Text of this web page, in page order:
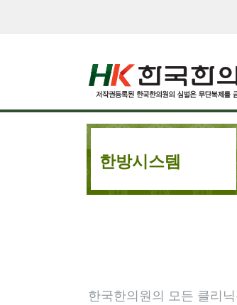
한방시스템
한국한의원의 모든 클리